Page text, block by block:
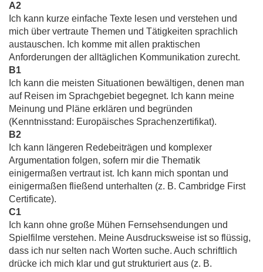
A2
Ich kann kurze einfache Texte lesen und verstehen und
mich über vertraute Themen und Tätigkeiten sprachlich
austauschen. Ich komme mit allen praktischen
Anforderungen der alltäglichen Kommunikation zurecht.
B1
Ich kann die meisten Situationen bewältigen, denen man
auf Reisen im Sprachgebiet begegnet. Ich kann meine
Meinung und Pläne erklären und begründen
(Kenntnisstand: Europäisches Sprachenzertifikat).
B2
Ich kann längeren Redebeiträgen und komplexer
Argumentation folgen, sofern mir die Thematik
einigermaßen vertraut ist. Ich kann mich spontan und
einigermaßen fließend unterhalten (z. B. Cambridge First
Certificate).
C1
Ich kann ohne große Mühen Fernsehsendungen und
Spielfilme verstehen. Meine Ausdrucksweise ist so flüssig,
dass ich nur selten nach Worten suche. Auch schriftlich
drücke ich mich klar und gut strukturiert aus (z. B.